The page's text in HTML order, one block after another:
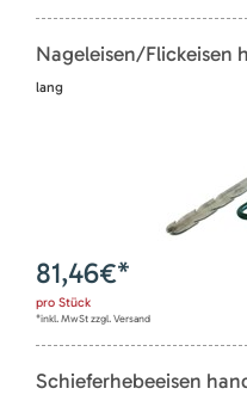
Nageleisen/Flickeisen
lang
81,46€*
pro Stück
*inkl. MwSt zzgl. Versand
Schieferhebeeisen